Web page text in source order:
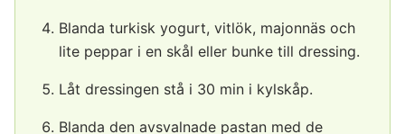
Blanda turkisk yogurt, vitlök, majonnäs och
lite peppar i en skål eller bunke till dressing.
Låt dressingen stå i 30 min i kylskåp.
Blanda den avsvalnade pastan med de